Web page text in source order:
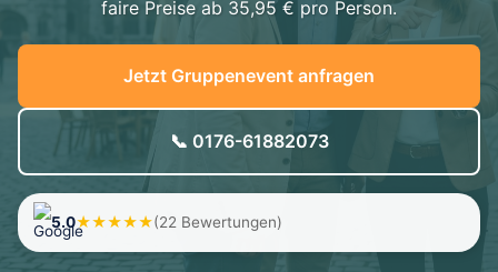
faire Preise ab 35,95 € pro Person.
Jetzt Gruppenevent anfragen
📞 0176-61882073
5.0★★★★★(22 Bewertungen)